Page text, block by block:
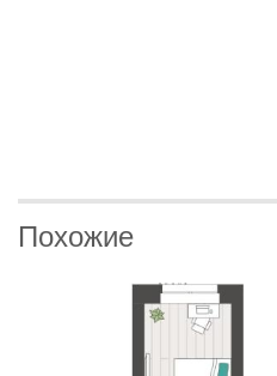
Похожие